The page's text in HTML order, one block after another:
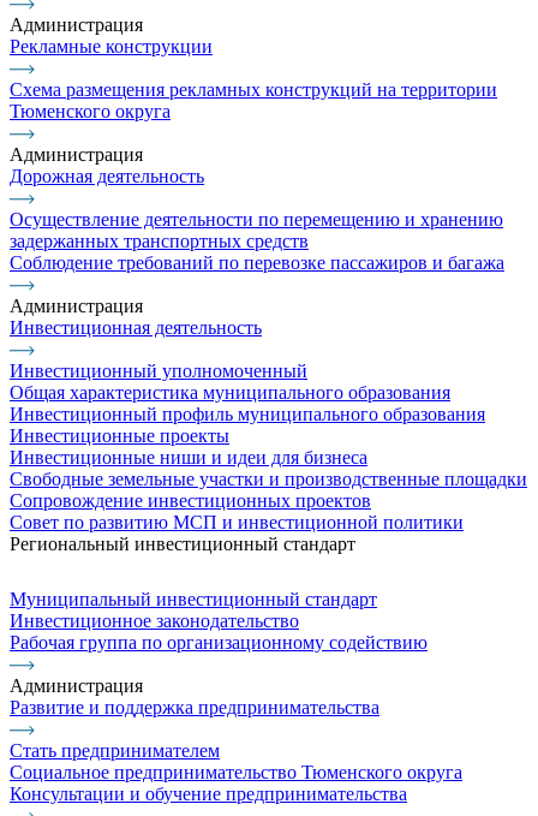
Администрация
Рекламные конструкции
Схема размещения рекламных конструкций на территории
Тюменского округа
Администрация
Дорожная деятельность
Осуществление деятельности по перемещению и хранению
задержанных транспортных средств
Соблюдение требований по перевозке пассажиров и багажа
Администрация
Инвестиционная деятельность
Инвестиционный уполномоченный
Общая характеристика муниципального образования
Инвестиционный профиль муниципального образования
Инвестиционные проекты
Инвестиционные ниши и идеи для бизнеса
Свободные земельные участки и производственные площадки
Сопровождение инвестиционных проектов
Совет по развитию МСП и инвестиционной политики
Региональный инвестиционный стандарт
Муниципальный инвестиционный стандарт
Инвестиционное законодательство
Рабочая группа по организационному содействию
Администрация
Развитие и поддержка предпринимательства
Стать предпринимателем
Социальное предпринимательство Тюменского округа
Консультации и обучение предпринимательства